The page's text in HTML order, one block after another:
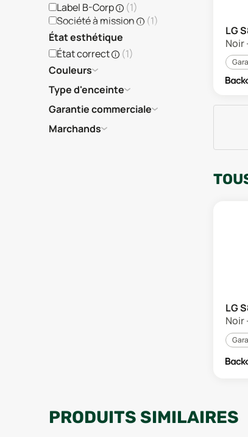
Label B-Corp
(1)
Société à mission
(1)
État esthétique
État correct
(1)
Couleurs
Type d'enceinte
Garantie commerciale
Marchands
LG
Noir
LG
Noir
PRODUITS SIMILAIRES